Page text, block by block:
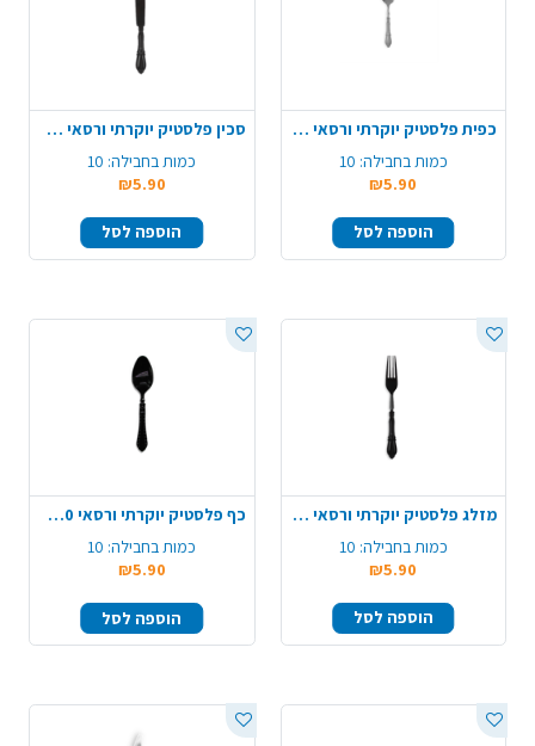
כפית פלסטיק יוקרתי ורסאי 10 יח' - אפור
כמות בחבילה: 10
₪5.90
הוספה לסל
סכין פלסטיק יוקרתי ורסאי 10 יח' - שחור
כמות בחבילה: 10
₪5.90
הוספה לסל
מזלג פלסטיק יוקרתי ורסאי 10 יח' - שחור
כמות בחבילה: 10
₪5.90
הוספה לסל
כף פלסטיק יוקרתי ורסאי 10 יח' - שחור
כמות בחבילה: 10
₪5.90
הוספה לסל